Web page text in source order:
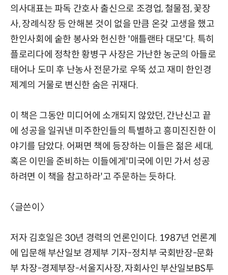
의사대표는 파독 간호사 출신으로 조경업, 철물점, 꽃장
사, 장례식장 등 안해본 것이 없을 만큼 온갖 고생을 했고
한인사회에 숱한 봉사와 헌신한 '애틀랜타 대모'다. 특히
플로리다에 정착한 황병구 사장은 가난한 농군의 아들로
태어나 도미 후 난농사 전문가로 우뚝 섰고 재미 한인경
제계의 거물로 변신한 숨은 귀재다.
이 책은 그동안 미디어에 소개되지 않았던, 간난신고 끝
에 성공을 일궈낸 미주한인들의 특별하고 흥미진진한 이
야기를 담았다. 어쩌면 책에 등장하는 이들은 젊은 세대,
혹은 이민을 준비하는 이들에게'미국에 이민 가서 성공
하려면 이 책을 참고하라'고 주문하는 듯하다.
〈글쓴이〉
저자 김호일은 30년 경력의 언론인이다. 1987년 언론계
에 입문해 부산일보 경제부 기자-정치부 국회반장-문화
부 차장-경제부장-서울지사장, 자회사인 부산일보BS투